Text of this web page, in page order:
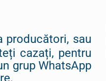
producători, sau
cazați, pentru
grup WhatsApp